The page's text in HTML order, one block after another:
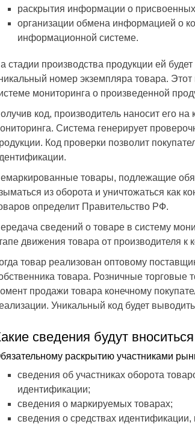
раскрытия информации о
организации обмена информацией о
информационной системе.
стадии производства продукции ей
номер экземпляра товара.
мониторинга о произведенной
код, производитель наносит его
Система генерирует
Код проверки позволит
товары, подлежащие
из оборота и уничтожаться как
определит Правительство РФ.
сведений о товаре в систему
движения товара от производителя к
товар реализован оптовому
товара. Розничные торговые
продажи товара конечному
Уникальный код будет
сведения будут
раскрытию участниками
сведения об участниках оборота
идентификации;
сведения о маркируемых товарах;
сведения о средствах